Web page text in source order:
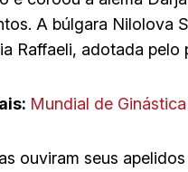
A búlgara Nilolova
Raffaeli, adotada
Mundial de
ouviram seus